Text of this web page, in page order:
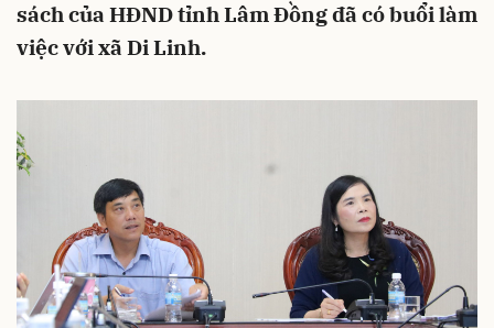
sách của HĐND tỉnh Lâm Đồng đã có buổi làm
việc với xã Di Linh.